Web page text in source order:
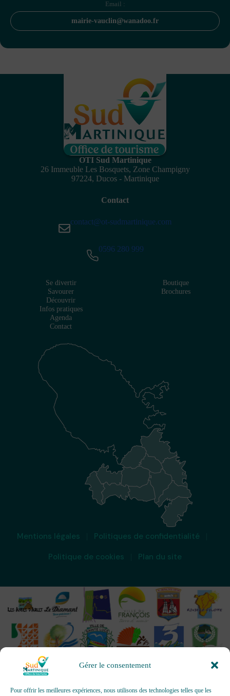
Gérer le consentement
Pour offrir les meilleures expériences, nous utilisons des technologies telles que les
Email :
mairie-vauclin@wanadoo.fr
OTI Sud Martinique
26 Immeuble Les Bosquets, Zone Champigny
97224, Ducos - Martinique
Contact
contact@ot-sudmartinique.com
0596 280 999
Se divertir
Savourer
Découvrir
Infos pratiques
Agenda
Contact
Boutique
Brochures
Mentions légales
Politiques de confidentialité
Politique de cookies
Plan du site